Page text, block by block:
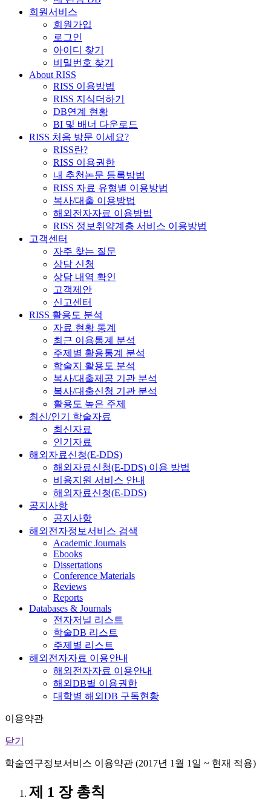
회원서비스
회원가입
로그인
아이디 찾기
비밀번호 찾기
About RISS
RISS 이용방법
RISS 지식더하기
DB연계 현황
BI 및 배너 다운로드
RISS 처음 방문 이세요?
RISS란?
RISS 이용권한
내 추천논문 등록방법
RISS 자료 유형별 이용방법
복사/대출 이용방법
해외전자자료 이용방법
RISS 정보취약계층 서비스 이용방법
고객센터
자주 찾는 질문
상담 신청
상담 내역 확인
고객제안
신고센터
RISS 활용도 분석
자료 현황 통계
최근 이용통계 분석
주제별 활용통계 분석
학술지 활용도 분석
복사/대출제공 기관 분석
복사/대출신청 기관 분석
활용도 높은 주제
최신/인기 학술자료
최신자료
인기자료
해외자료신청(E-DDS)
해외자료신청(E-DDS) 이용 방법
비용지원 서비스 안내
해외자료신청(E-DDS)
공지사항
공지사항
해외전자정보서비스 검색
Academic Journals
Ebooks
Dissertations
Conference Materials
Reviews
Reports
Databases & Journals
전자저널 리스트
학술DB 리스트
주제별 리스트
해외전자자료 이용안내
해외전자자료 이용안내
해외DB별 이용권한
대학별 해외DB 구독현황
이용약관
닫기
학술연구정보서비스 이용약관 (2017년 1월 1일 ~ 현재 적용)
제 1 장 총칙